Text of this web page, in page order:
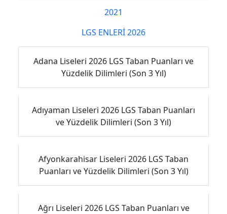
2021
LGS ENLERİ 2026
Adana Liseleri 2026 LGS Taban Puanları ve
Yüzdelik Dilimleri (Son 3 Yıl)
Adıyaman Liseleri 2026 LGS Taban Puanları
ve Yüzdelik Dilimleri (Son 3 Yıl)
Afyonkarahisar Liseleri 2026 LGS Taban
Puanları ve Yüzdelik Dilimleri (Son 3 Yıl)
Ağrı Liseleri 2026 LGS Taban Puanları ve